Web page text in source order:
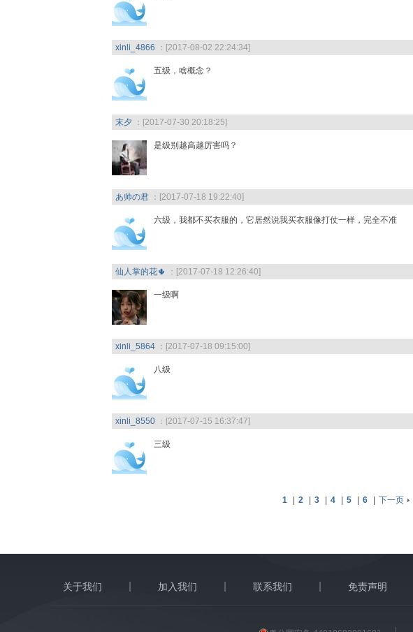
xinli_4866 ：[2017-08-02 22:24:34]
五级，啥概念？
末夕 ：[2017-07-30 20:18:25]
是级别越高越厉害吗？
あ帅の君 ：[2017-07-18 19:22:40]
六级，我都不买衣服的，它居然说我买衣服像打仗一样，完全不准
仙人掌的花🌵 ：[2017-07-18 12:26:40]
一级啊
xinli_5864 ：[2017-07-18 09:15:00]
八级
xinli_8550 ：[2017-07-15 16:37:47]
三级
1 | 2 | 3 | 4 | 5 | 6 | 下一页
关于我们 加入我们 联系我们 免责声明